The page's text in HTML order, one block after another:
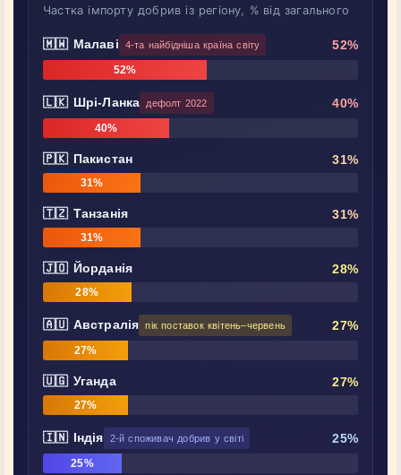
Частка імпорту добрив із регіону, % від загального
🇲🇼 Малаві 4-та найбідніша країна світу 52%
52%
🇱🇰 Шрі-Ланка дефолт 2022 40%
40%
🇵🇰 Пакистан 31%
31%
🇹🇿 Танзанія 31%
31%
🇯🇴 Йорданія 28%
28%
🇦🇺 Австралія пік поставок квітень–червень 27%
27%
🇺🇬 Уганда 27%
27%
🇮🇳 Індія 2-й споживач добрив у світі 25%
25%